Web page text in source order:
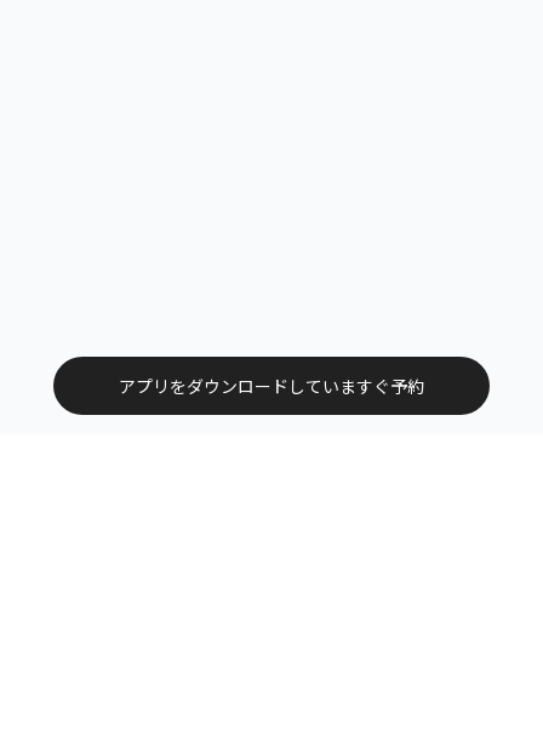
アプリをダウンロードしていますぐ予約